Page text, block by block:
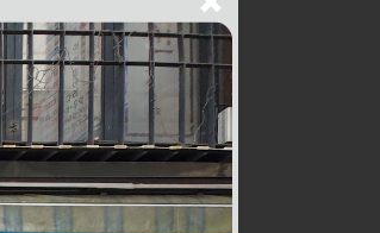
어물THE맛있는반찬
식품
2436-1429